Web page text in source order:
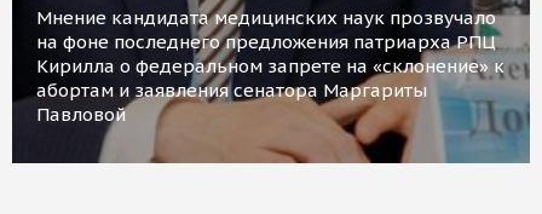
Мнение кандидата медицинских наук прозвучало
на фоне последнего предложения патриарха РПЦ
Кирилла о федеральном запрете на «склонение» к
абортам и заявления сенатора Маргариты
Павловой